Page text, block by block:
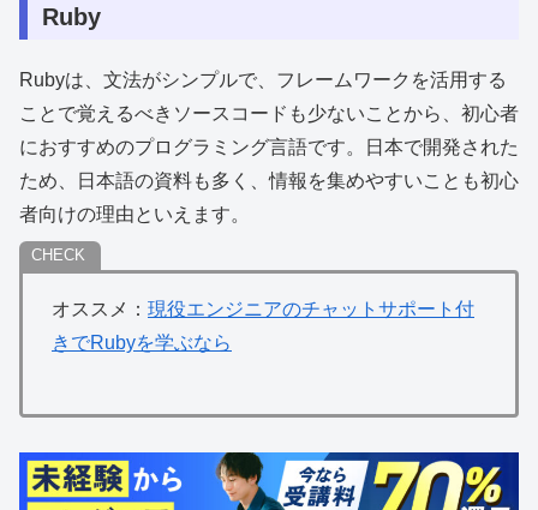
Ruby
Rubyは、文法がシンプルで、フレームワークを活用する
ことで覚えるべきソースコードも少ないことから、初心者
におすすめのプログラミング言語です。日本で開発された
ため、日本語の資料も多く、情報を集めやすいことも初心
者向けの理由といえます。
オススメ： 現役エンジニアのチャットサポート付
きでRubyを学ぶなら